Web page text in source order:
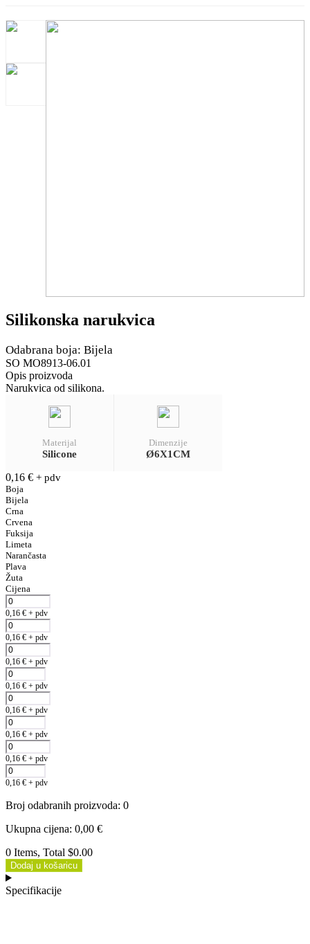
Silikonska narukvica
Odabrana boja: Bijela
SO MO8913-06.01
Opis proizvoda
Narukvica od silikona.
Materijal
Silicone
Dimenzije
Ø6X1CM
0,16 € + pdv
Boja
Bijela
Crna
Crvena
Fuksija
Limeta
Narančasta
Plava
Žuta
Cijena
0,16 € + pdv
0,16 € + pdv
0,16 € + pdv
0,16 € + pdv
0,16 € + pdv
0,16 € + pdv
0,16 € + pdv
0,16 € + pdv
Broj odabranih proizvoda: 0
Ukupna cijena: 0,00 €
0 Items, Total $0.00
Dodaj u košaricu
Specifikacije